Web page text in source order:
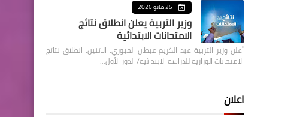
25 مايو 2026
وزير التربية يعلن انطلاق نتائج
الامتحانات الابتدائية
أعلن وزير التربية عبد الكريم عبطان الجبوري، الاثنين، انطلاق نتائج
الامتحانات الوزارية للدراسة الابتدائية/ الدور الأول…
اعلان